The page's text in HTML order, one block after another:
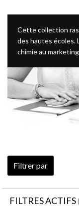
Cette collection
des hautes écoles.
chimie au
Filtrer par
FILTRES ACTIFS